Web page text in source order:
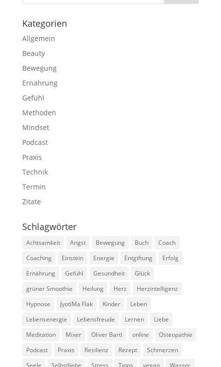
Kategorien
Allgemein
Beauty
Bewegung
Ernährung
Gefühl
Methoden
Mindset
Podcast
Praxis
Technik
Termin
Zitate
Schlagwörter
Achtsamkeit Angst Bewegung Buch
Coach
Coaching
Einstein Energie Entgiftung
Erfolg
Ernährung
Gefühl Gesundheit
Glück
grüner Smoothie
Heilung Herz
Herzintelligenz
Hypnose
JyotiMa Flak Kinder
Leben
Lebensenergie
Lebensfreude Lernen
Liebe
Meditation
Mixer Oliver Bartl online
Osteopathie
Podcast
Praxis Resilienz Rezept
Schmerzen
Seele
Selbstliebe Stress Tipps vegan Wasser